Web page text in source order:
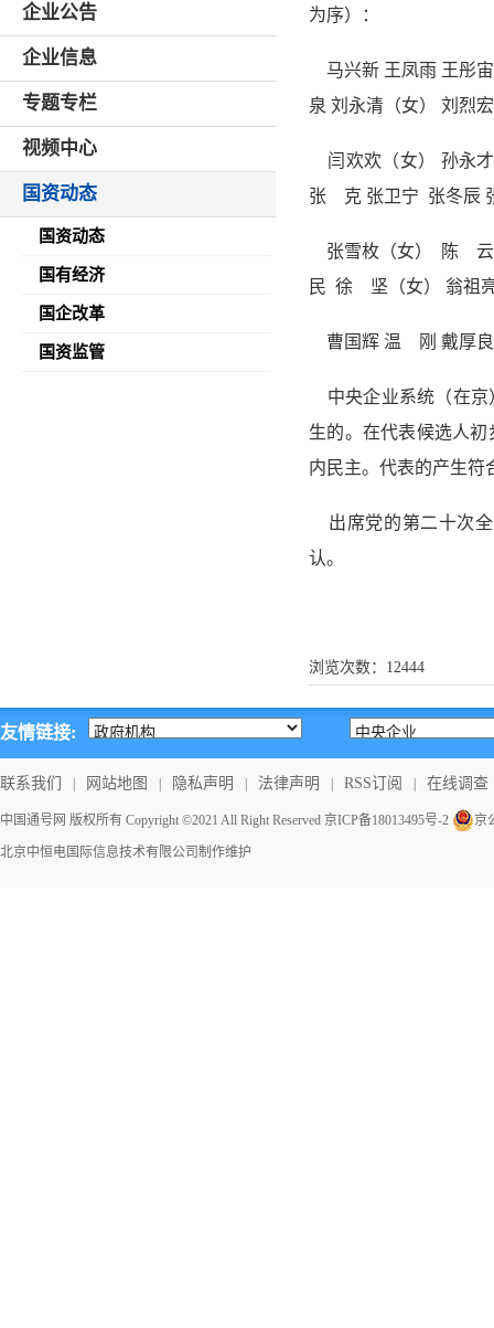
企业公告
企业信息
专题专栏
视频中心
国资动态
国资动态
国有经济
国企改革
国资监管
为序）：
马兴新 王凤雨 王彤
泉 刘永清（女） 刘烈
闫欢欢（女） 孙永
张 克 张卫宁 张冬辰
张雪枚（女） 陈 云
民 徐 坚（女） 翁祖
曹国辉 温 刚 戴厚良
中央企业系统（在京
生的。在代表候选人
内民主。代表的产生符
出席党的第二十次全
认。
浏览次数： 12444
友情链接:
联系我们 网站地图 隐私声明 法律声明 RSS订阅 在线调查
中国通号网 版权所有 Copyright ©2021 All Right Reserved 京ICP备18013495号-2 京
北京中恒电国际信息技术有限公司 制作维护